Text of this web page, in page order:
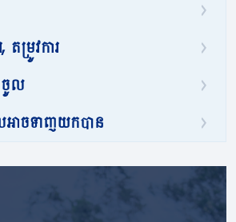
តម្រូវការ
ចូល
ាចទាញយកបាន